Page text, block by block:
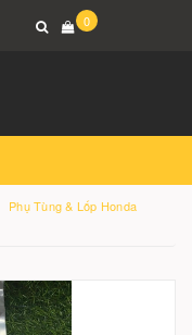
0
Phụ Tùng & Lốp Honda